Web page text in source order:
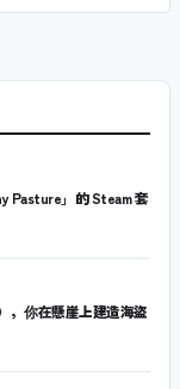
Pasture」的 Steam 套
，你在懸崖上建造海盜